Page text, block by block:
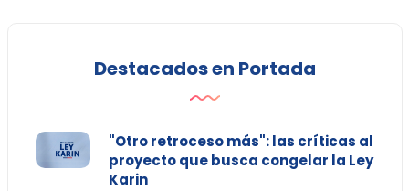
Destacados en Portada
"Otro retroceso más": las críticas al
proyecto que busca congelar la Ley
Karin